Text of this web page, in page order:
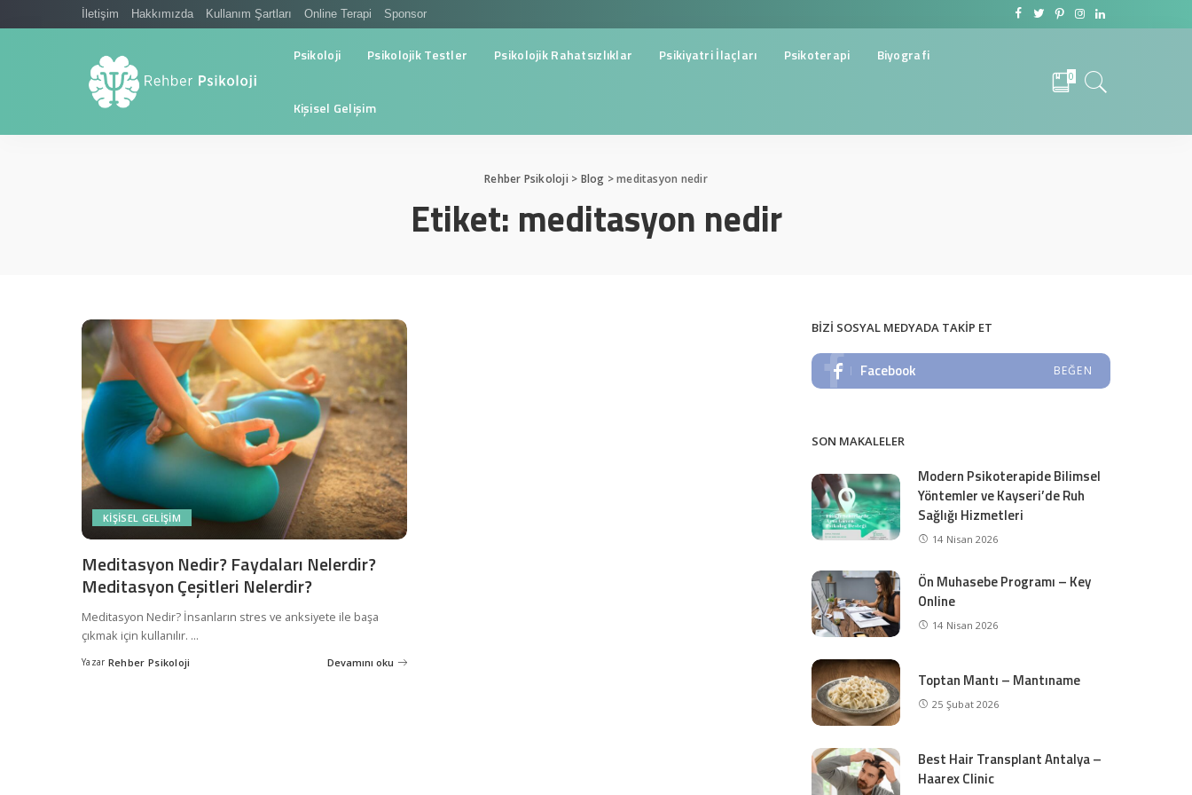
İletişim Hakkımızda Kullanım Şartları Online Terapi Sponsor
Psikoloji Psikolojik Testler Psikolojik Rahatsızlıklar Psikiyatri İlaçları Psikoterapi Biyografi
Kişisel Gelişim
0
Rehber Psikoloji > Blog >meditasyon nedir
Etiket: meditasyon nedir
KIŞISEL GELIŞIM
Meditasyon Nedir? Faydaları Nelerdir?
Meditasyon Çeşitleri Nelerdir?
Meditasyon Nedir? İnsanların stres ve anksiyete ile başa
çıkmak için kullanılır. ...
Posted
Yazar Rehber Psikoloji Devamını oku
BIZI SOSYAL MEDYADA TAKIP ET
Facebook BEĞEN
SON MAKALELER
Modern Psikoterapide Bilimsel
Yöntemler ve Kayseri’de Ruh
Sağlığı Hizmetleri
14 Nisan 2026
Ön Muhasebe Programı – Key
Online
14 Nisan 2026
Toptan Mantı – Mantıname
25 Şubat 2026
Best Hair Transplant Antalya –
Haarex Clinic